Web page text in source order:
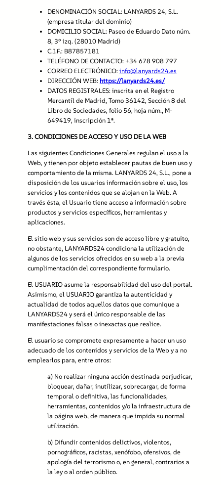
DENOMINACIÓN SOCIAL: LANYARDS 24, S.L.
(empresa titular del dominio)
DOMICILIO SOCIAL: Paseo de Eduardo Dato núm.
8, 3º izq. (28010 Madrid)
C.I.F.: B87857181
TELÉFONO DE CONTACTO: +34 678 908 797
CORREO ELECTRÓNICO:info@lanyards24.es
DIRECCIÓN WEB: https://lanyards24.es/
DATOS REGISTRALES: inscrita en el Registro
Mercantil de Madrid, Tomo 36142, Sección 8 del
Libro de Sociedades, folio 56, hoja núm., M-
649419, inscripción 1ª.
3.CONDICIONES DE ACCESO Y USO DE LA WEB
Las siguientes Condiciones Generales regulan el uso a la
Web, y tienen por objeto establecer pautas de buen uso y
comportamiento de la misma. LANYARDS 24, S.L., pone a
disposición de los usuarios información sobre el uso, los
servicios y los contenidos que se alojan en la Web. A
través ésta, el Usuario tiene acceso a información sobre
productos y servicios específicos, herramientas y
aplicaciones.
El sitio web y sus servicios son de acceso libre y gratuito,
no obstante, LANYARDS24 condiciona la utilización de
algunos de los servicios ofrecidos en su web a la previa
cumplimentación del correspondiente formulario.
El USUARIO asume la responsabilidad del uso del portal.
Asimismo, el USUARIO garantiza la autenticidad y
actualidad de todos aquellos datos que comunique a
LANYARDS24 y será el único responsable de las
manifestaciones falsas o inexactas que realice.
El usuario se compromete expresamente a hacer un uso
adecuado de los contenidos y servicios de la Web y a no
emplearlos para, entre otros:
a) No realizar ninguna acción destinada perjudicar,
bloquear, dañar, inutilizar, sobrecargar, de forma
temporal o definitiva, las funcionalidades,
herramientas, contenidos y/o la infraestructura de
la página web, de manera que impida su normal
utilización.
b) Difundir contenidos delictivos, violentos,
pornográficos, racistas, xenófobo, ofensivos, de
apología del terrorismo o, en general, contrarios a
la ley o al orden público.